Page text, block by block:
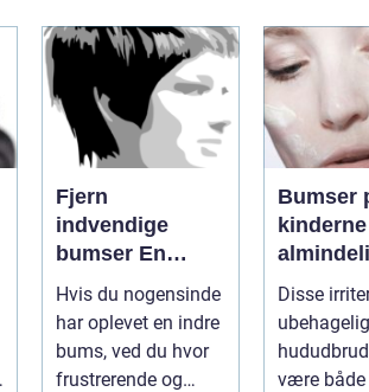
Fjern
indvendige
bumser En
dybdegående
guide til smuk
hud
Hvis du nogensinde
har oplevet en indre
bums, ved du hvor
frustrerende og
Bumser
problem,
mange
oplever
Disse
være både